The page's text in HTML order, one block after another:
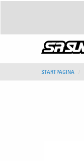
STARTPAGINA